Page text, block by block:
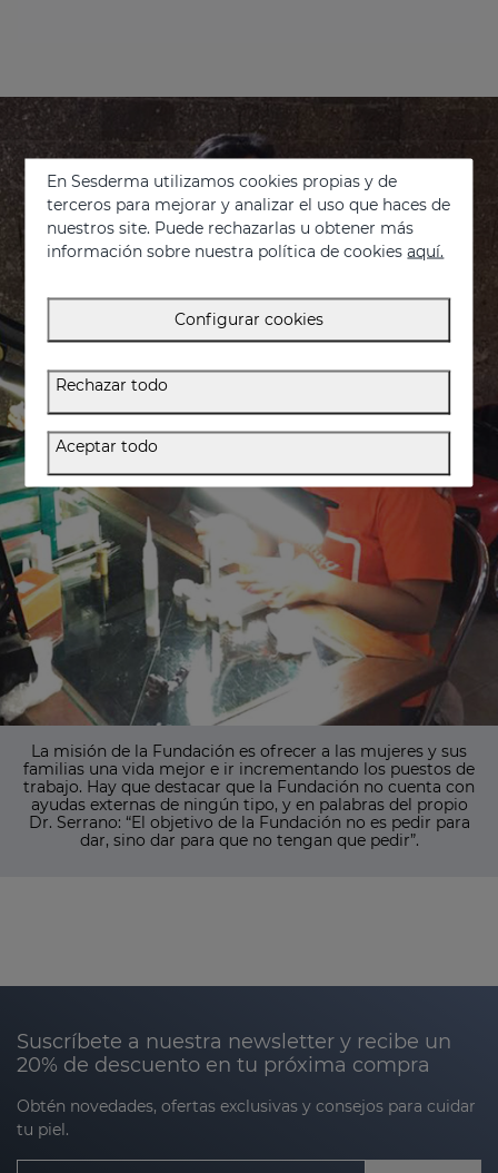
La misión de la Fundación es ofrecer a las mujeres y sus
familias una vida mejor e ir incrementando los puestos de
trabajo. Hay que destacar que la Fundación no cuenta con
ayudas externas de ningún tipo, y en palabras del propio
Dr. Serrano: “El objetivo de la Fundación no es pedir para
dar, sino dar para que no tengan que pedir”.
Suscríbete a nuestra newsletter y recibe un
20% de descuento en tu próxima compra
Obtén novedades, ofertas exclusivas y consejos para cuidar
tu piel.
En Sesderma utilizamos cookies propias y de
terceros para mejorar y analizar el uso que haces de
nuestros site. Puede rechazarlas u obtener más
información sobre nuestra política de cookiesaquí.
Configurar cookies
Rechazar todo
Aceptar todo